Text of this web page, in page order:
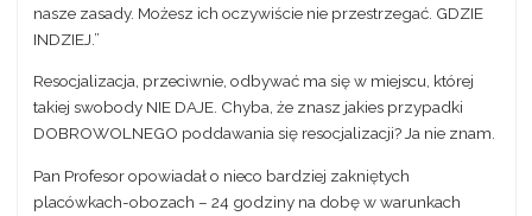
nasze zasady. Możesz ich oczywiście nie przestrzegać. GDZIE
INDZIEJ.”
Resocjalizacja, przeciwnie, odbywać ma się w miejscu, której
takiej swobody NIE DAJE. Chyba, że znasz jakies przypadki
DOBROWOLNEGO poddawania się resocjalizacji? Ja nie znam.
Pan Profesor opowiadał o nieco bardziej zakniętych
placówkach-obozach – 24 godziny na dobę w warunkach